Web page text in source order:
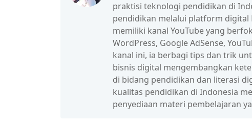
praktisi teknologi pendidikan di
pendidikan melalui platform digital
memiliki kanal YouTube yang
WordPress, Google AdSense,
kanal ini, ia berbagi tips dan trik
bisnis digital mengembangkan
di bidang pendidikan dan literasi
kualitas pendidikan di Indonesia
penyediaan materi pembelajaran